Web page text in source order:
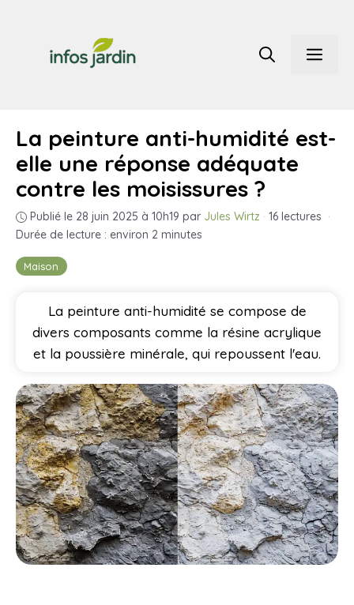
contenu
Maison
La peinture anti-humidité est-
elle une réponse adéquate
contre les moisissures ?
Publié le 28 juin 2025 à 10h19 par Jules Wirtz · 16 lectures ·
Durée de lecture : environ 2 minutes
La peinture anti-humidité se compose de
divers composants comme la résine acrylique
et la poussière minérale, qui repoussent l'eau.